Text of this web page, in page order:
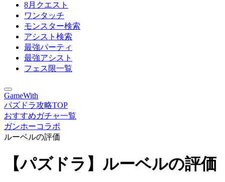
8月クエスト
ワンタッチ
モンスター検索
アシスト検索
最強パーティ
最強アシスト
フェス限一覧
GameWith
パズドラ攻略TOP
おすすめガチャ一覧
ガンホーコラボ
ルーベルの評価
【パズドラ】ルーベルの評価